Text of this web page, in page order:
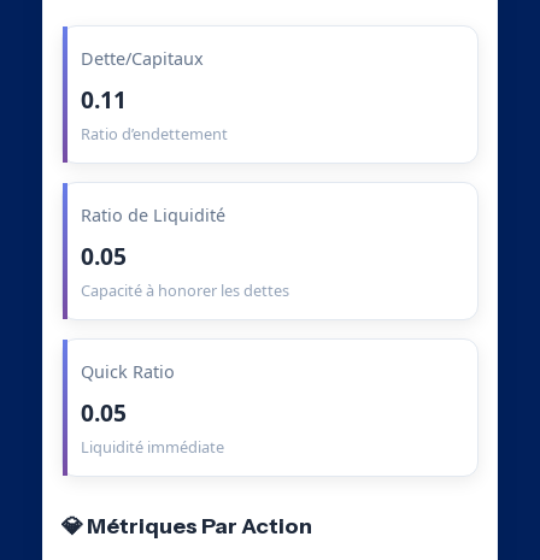
Dette/Capitaux
0.11
Ratio d’endettement
Ratio de Liquidité
0.05
Capacité à honorer les dettes
Quick Ratio
0.05
Liquidité immédiate
💎 Métriques Par Action